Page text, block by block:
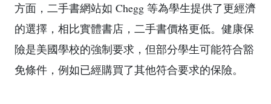
方面，二手書網站如 Chegg 等為學生提供了更經濟
的選擇，相比實體書店，二手書價格更低。健康保
險是美國學校的強制要求，但部分學生可能符合豁
免條件，例如已經購買了其他符合要求的保險。